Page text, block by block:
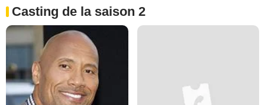
Casting de la saison 2